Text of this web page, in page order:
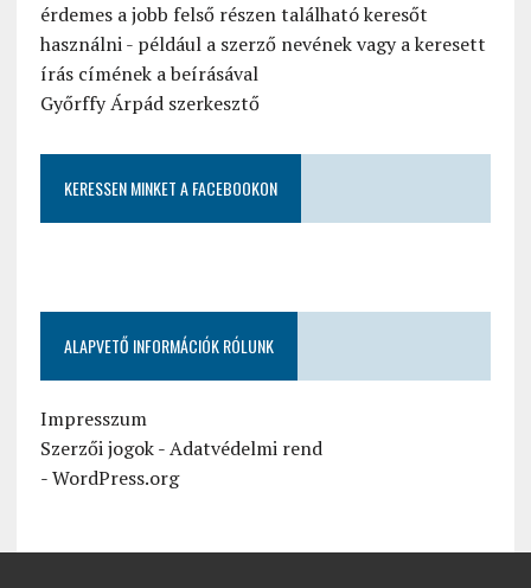
érdemes a jobb felső részen található keresőt
használni - például a szerző nevének vagy a keresett
írás címének a beírásával
Győrffy Árpád szerkesztő
KERESSEN MINKET A FACEBOOKON
ALAPVETŐ INFORMÁCIÓK RÓLUNK
Impresszum
Szerzői jogok-Adatvédelmi rend
-WordPress.org